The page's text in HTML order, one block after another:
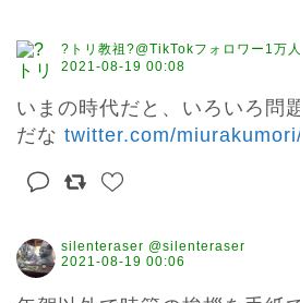
?トリ教祖?@TikTokフォロワー1万
2021-08-19 00:08
いまの時代だと、いろいろ問
だな twitter.com/
silenteraser @silenteraser
2021-08-19 00:06